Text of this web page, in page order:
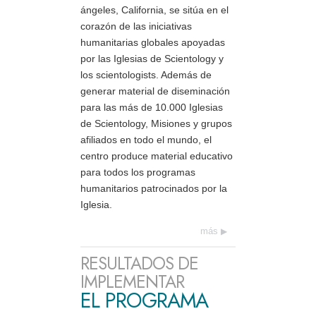
ángeles, California, se sitúa en el
corazón de las iniciativas
humanitarias globales apoyadas
por las Iglesias de Scientology y
los scientologists. Además de
generar material de diseminación
para las más de 10.000 Iglesias
de Scientology, Misiones y grupos
afiliados en todo el mundo, el
centro produce material educativo
para todos los programas
humanitarios patrocinados por la
Iglesia.
más
RESULTADOS DE
IMPLEMENTAR
EL PROGRAMA